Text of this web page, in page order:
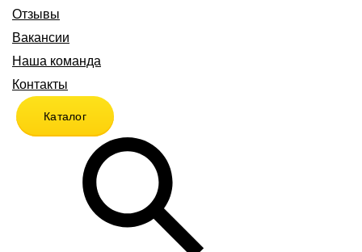
Отзывы
Вакансии
Наша команда
Контакты
Каталог